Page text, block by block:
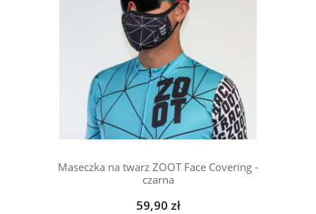
Maseczka na twarz ZOOT Face Covering -
czarna
59,90 zł